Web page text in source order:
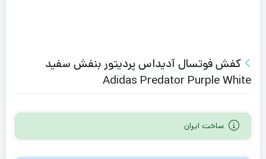
کفش فوتسال آدیداس پردیتور بنفش سفید
Adidas Predator Purple White
ساخت ایران